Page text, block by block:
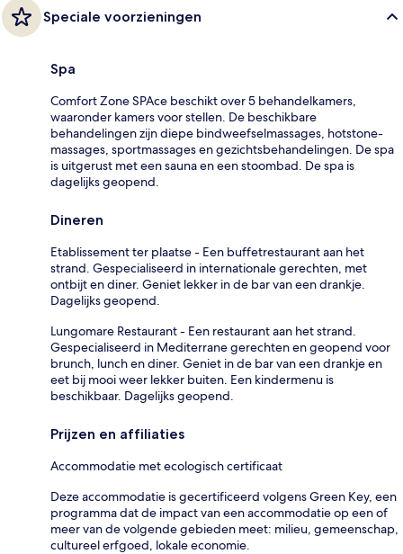
Speciale voorzieningen
Spa
Comfort Zone SPAce beschikt over 5 behandelkamers,
waaronder kamers voor stellen. De beschikbare
behandelingen zijn diepe bindweefselmassages, hotstone-
massages, sportmassages en gezichtsbehandelingen. De spa
is uitgerust met een sauna en een stoombad. De spa is
dagelijks geopend.
Dineren
Etablissement ter plaatse - Een buffetrestaurant aan het
strand. Gespecialiseerd in internationale gerechten, met
ontbijt en diner. Geniet lekker in de bar van een drankje.
Dagelijks geopend.
Lungomare Restaurant - Een restaurant aan het strand.
Gespecialiseerd in Mediterrane gerechten en geopend voor
brunch, lunch en diner. Geniet in de bar van een drankje en
eet bij mooi weer lekker buiten. Een kindermenu is
beschikbaar. Dagelijks geopend.
Prijzen en affiliaties
Accommodatie met ecologisch certificaat
Deze accommodatie is gecertificeerd volgens Green Key, een
programma dat de impact van een accommodatie op een of
meer van de volgende gebieden meet: milieu, gemeenschap,
cultureel erfgoed, lokale economie.